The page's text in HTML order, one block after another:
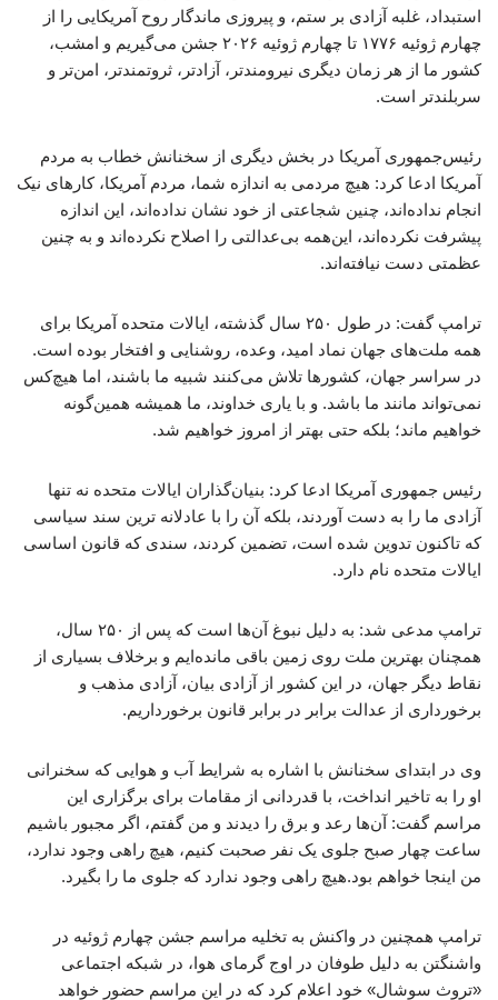
استبداد، غلبه آزادی بر ستم، و پیروزی ماندگار روح آمریکایی را از
چهارم ژوئیه ۱۷۷۶ تا چهارم ژوئیه ۲۰۲۶ جشن می‌گیریم و امشب،
کشور ما از هر زمان دیگری نیرومندتر، آزادتر، ثروتمندتر، امن‌تر و
سربلندتر است.
رئیس‌جمهوری آمریکا در بخش دیگری از سخنانش خطاب به مردم
آمریکا ادعا کرد: هیچ مردمی به اندازه شما، مردم آمریکا، کارهای نیک
انجام نداده‌اند، چنین شجاعتی از خود نشان نداده‌اند، این اندازه
پیشرفت نکرده‌اند، این‌همه بی‌عدالتی را اصلاح نکرده‌اند و به چنین
عظمتی دست نیافته‌اند.
ترامپ گفت: در طول ۲۵۰ سال گذشته، ایالات متحده آمریکا برای
همه ملت‌های جهان نماد امید، وعده، روشنایی و افتخار بوده است.
در سراسر جهان، کشورها تلاش می‌کنند شبیه ما باشند، اما هیچ‌کس
نمی‌تواند مانند ما باشد. و با یاری خداوند، ما همیشه همین‌گونه
خواهیم ماند؛ بلکه حتی بهتر از امروز خواهیم شد.
رئیس جمهوری آمریکا ادعا کرد: بنیان‌گذاران ایالات متحده نه ‌تنها
آزادی‌ ما را به دست آوردند، بلکه آن را با عادلانه ‌ترین سند سیاسی
که تاکنون تدوین شده است، تضمین کردند، سندی که قانون اساسی
ایالات متحده نام دارد.
ترامپ مدعی شد: به دلیل نبوغ آن‌ها است که پس از ۲۵۰ سال،
همچنان بهترین ملت روی زمین باقی مانده‌ایم و برخلاف بسیاری از
نقاط دیگر جهان، در این کشور از آزادی بیان، آزادی مذهب و
برخورداری از عدالت برابر در برابر قانون برخورداریم.
وی در ابتدای سخنانش با اشاره به شرایط آب و هوایی که سخنرانی
او را به تاخیر انداخت، با قدردانی از مقامات برای برگزاری این
مراسم گفت: آن‌ها رعد و برق را دیدند و من گفتم، اگر مجبور باشیم
ساعت چهار صبح جلوی یک نفر صحبت کنیم، هیچ راهی وجود ندارد،
من اینجا خواهم بود.هیچ راهی وجود ندارد که جلوی ما را بگیرد.
ترامپ همچنین در واکنش به تخلیه مراسم جشن چهارم ژوئیه در
واشنگتن به دلیل طوفان در اوج گرمای هوا، در شبکه اجتماعی
«تروث سوشال» خود اعلام کرد که در این مراسم حضور خواهد